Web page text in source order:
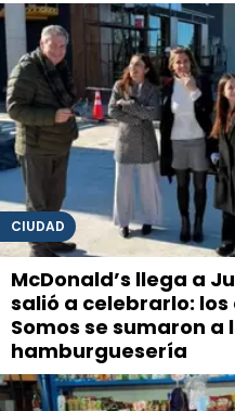
CIUDAD
McDonald’s llega a
salió a celebrarlo:
Somos se sumaron a
hamburguesería